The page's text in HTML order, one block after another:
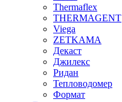
Thermaflex
THERMAGENT
Viega
ZETKAMA
Декаст
Джилекс
Ридан
Тепловодомер
Формат